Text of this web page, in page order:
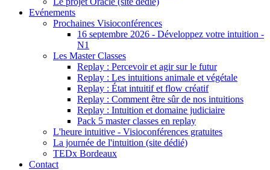
Evénements
Prochaines Visioconférences
16 septembre 2026 - Développez votre intuition -
N1
Les Master Classes
Replay : Percevoir et agir sur le futur
Replay : Les intuitions animale et végétale
Replay : État intuitif et flow créatif
Replay : Comment être sûr de nos intuitions
Replay : Intuition et domaine judiciaire
Pack 5 master classes en replay
L'heure intuitive - Visioconférences gratuites
La journée de l'intuition (site dédié)
TEDx Bordeaux
Contact